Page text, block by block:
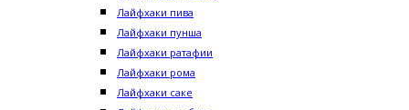
Лайфхаки пива
Лайфхаки пунша
Лайфхаки ратафии
Лайфхаки рома
Лайфхаки саке